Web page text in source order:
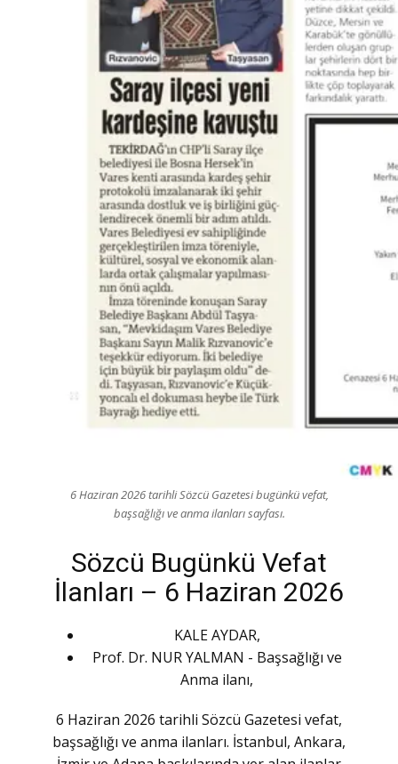
6 Haziran 2026 tarihli Sözcü Gazetesi bugünkü vefat,
başsağlığı ve anma ilanları sayfası.
Sözcü Bugünkü Vefat
İlanları – 6 Haziran 2026
KALE AYDAR,
Prof. Dr. NUR YALMAN - Başsağlığı ve
Anma ilanı,
6 Haziran 2026 tarihli Sözcü Gazetesi vefat,
başsağlığı ve anma ilanları. İstanbul, Ankara,